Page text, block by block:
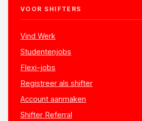
VOOR SHIFTERS
Vind Werk
Studentenjobs
Flexi-jobs
Registreer als shifter
Account aanmaken
Shifter Referral